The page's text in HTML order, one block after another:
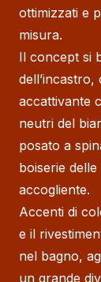
ottimizzati e
misura.
Il concept si
dell’incastro,
accattivante
neutri del
posato a
boiserie
accogliente.
Accenti di
e il
nel bagno,
un grande